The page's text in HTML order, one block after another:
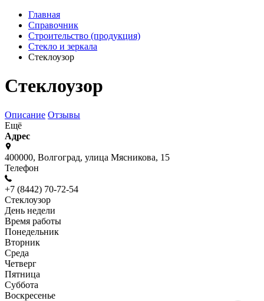
Главная
Справочник
Строительство (продукция)
Стекло и зеркала
Стеклоузор
Стеклоузор
Описание Отзывы
Ещё
Адрес
400000, Волгоград, улица Мясникова, 15
Телефон
+7 (8442) 70-72-54
Стеклоузор
День недели
Время работы
Понедельник
Вторник
Среда
Четверг
Пятница
Суббота
Воскресенье